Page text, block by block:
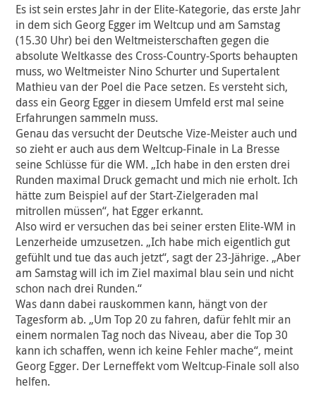
Es ist sein erstes Jahr in der Elite-Kategorie, das erste Jahr
in dem sich Georg Egger im Weltcup und am Samstag
(15.30 Uhr) bei den Weltmeisterschaften gegen die
absolute Weltkasse des Cross-Country-Sports behaupten
muss, wo Weltmeister Nino Schurter und Supertalent
Mathieu van der Poel die Pace setzen. Es versteht sich,
dass ein Georg Egger in diesem Umfeld erst mal seine
Erfahrungen sammeln muss.
Genau das versucht der Deutsche Vize-Meister auch und
so zieht er auch aus dem Weltcup-Finale in La Bresse
seine Schlüsse für die WM. „Ich habe in den ersten drei
Runden maximal Druck gemacht und mich nie erholt. Ich
hätte zum Beispiel auf der Start-Zielgeraden mal
mitrollen müssen“, hat Egger erkannt.
Also wird er versuchen das bei seiner ersten Elite-WM in
Lenzerheide umzusetzen. „Ich habe mich eigentlich gut
gefühlt und tue das auch jetzt“, sagt der 23-Jährige. „Aber
am Samstag will ich im Ziel maximal blau sein und nicht
schon nach drei Runden.“
Was dann dabei rauskommen kann, hängt von der
Tagesform ab. „Um Top 20 zu fahren, dafür fehlt mir an
einem normalen Tag noch das Niveau, aber die Top 30
kann ich schaffen, wenn ich keine Fehler mache“, meint
Georg Egger. Der Lerneffekt vom Weltcup-Finale soll also
helfen.